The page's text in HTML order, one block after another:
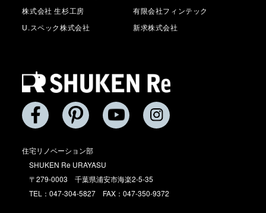
住宅リノベーション部
SHUKEN Re URAYASU
〒279-0003 千葉県浦安市海楽2-5-35
TEL：047-304-5827 FAX：047-350-9372
株式会社 生杉工房
有限会社フィンテック
U.スペック株式会社
新求株式会社